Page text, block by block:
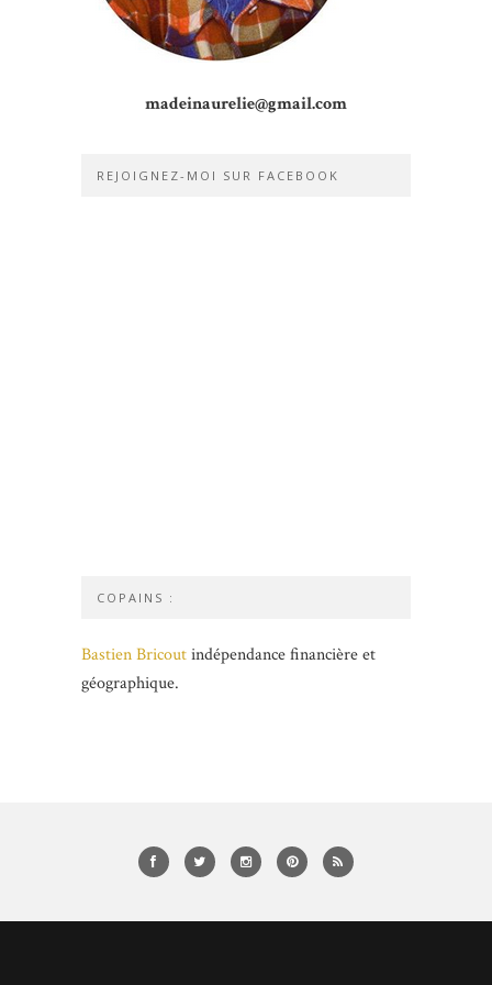
madeinaurelie@gmail.com
REJOIGNEZ-MOI SUR FACEBOOK
COPAINS :
Bastien Bricoutindépendance financière et
géographique.